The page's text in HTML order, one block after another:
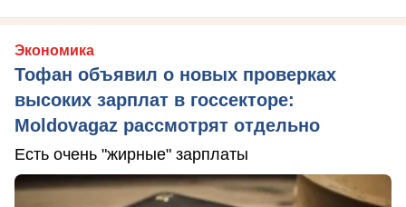
Экономика
Тофан объявил о новых проверках
высоких зарплат в госсекторе:
Moldovagaz рассмотрят отдельно
Есть очень "жирные" зарплаты